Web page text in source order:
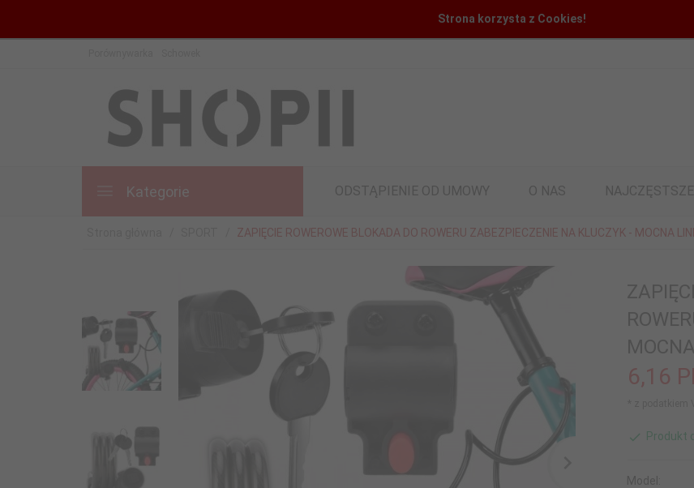
Strona korzysta z Cookies!
Kategorie ODSTĄPIENIE OD UMOWY O NAS
ZAPIĘCIE ROWEROWE BLOKADA DO ROWERU ZABEZPIECZENIE NA KLUCZYK - MOCNA
6,16
Produkt
Model: